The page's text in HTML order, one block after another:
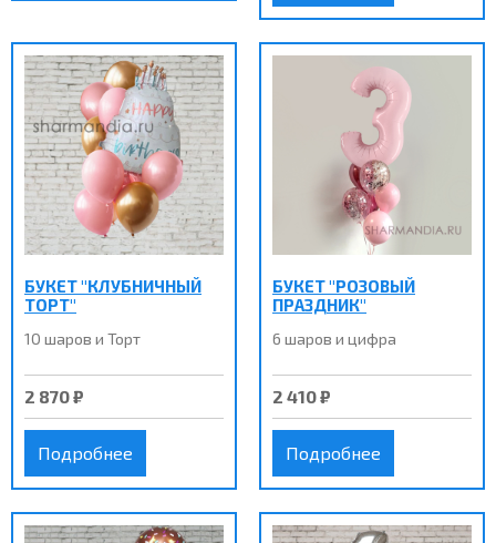
БУКЕТ "КЛУБНИЧНЫЙ
ТОРТ"
10 шаров и Торт
2 870 ₽
Подробнее
БУКЕТ "РОЗОВЫЙ
ПРАЗДНИК"
6 шаров и цифра
2 410 ₽
Подробнее